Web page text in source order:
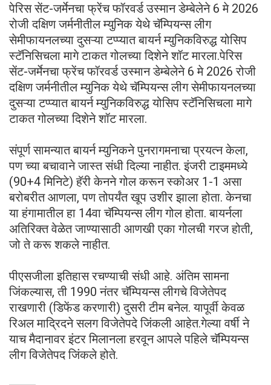
पेरिस सेंट-जर्मेनचा फ्रेंच फॉरवर्ड उस्मान डेम्बेलेने 6 मे 2026
रोजी दक्षिण जर्मनीतील म्युनिक येथे चॅम्पियन्स लीग
सेमीफायनलच्या दुसऱ्या टप्प्यात बायर्न म्युनिकविरुद्ध योसिप
स्टॅनिसिचला मागे टाकत गोलच्या दिशेने शॉट मारला.पेरिस
सेंट-जर्मेनचा फ्रेंच फॉरवर्ड उस्मान डेम्बेलेने 6 मे 2026 रोजी
दक्षिण जर्मनीतील म्युनिक येथे चॅम्पियन्स लीग सेमीफायनलच्या
दुसऱ्या टप्प्यात बायर्न म्युनिकविरुद्ध योसिप स्टॅनिसिचला मागे
टाकत गोलच्या दिशेने शॉट मारला.
संपूर्ण सामन्यात बायर्न म्युनिकने पुनरागमनाचा प्रयत्न केला,
पण च्या बचावाने जास्त संधी दिल्या नाहीत. इंजरी टाइममध्ये
(90+4 मिनिटे) हॅरी केनने गोल करून स्कोअर 1-1 असा
बरोबरीत आणला, पण तोपर्यंत खूप उशीर झाला होता. केनचा
या हंगामातील हा 14वा चॅम्पियन्स लीग गोल होता. बायर्नला
अतिरिक्त वेळेत जाण्यासाठी आणखी एका गोलची गरज होती,
जो ते करू शकले नाहीत.
पीएसजीला इतिहास रचण्याची संधी आहे. अंतिम सामना
जिंकल्यास, ती 1990 नंतर चॅम्पियन्स लीगचे विजेतेपद
राखणारी (डिफेंड करणारी) दुसरी टीम बनेल. यापूर्वी केवळ
रिअल माद्रिदने सलग विजेतेपदे जिंकली आहेत.गेल्या वर्षी ने
याच मैदानावर इंटर मिलानला हरवून आपले पहिले चॅम्पियन्स
लीग विजेतेपद जिंकले होते.